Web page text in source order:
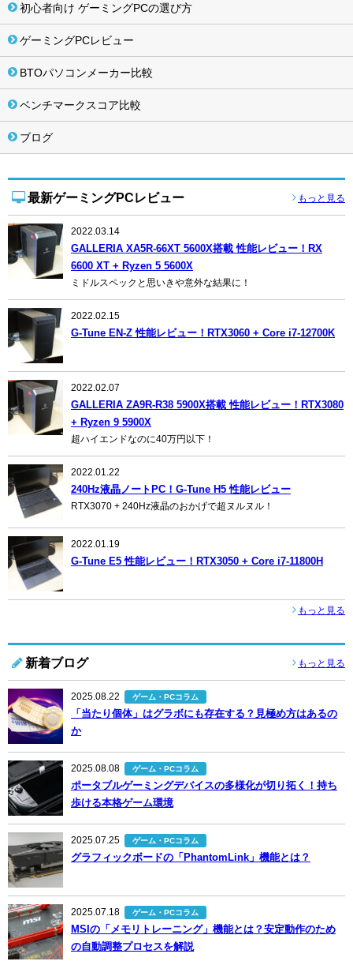
初心者向け ゲーミングPCの選び方
ゲーミングPCレビュー
BTOパソコンメーカー比較
ベンチマークスコア比較
ブログ
最新ゲーミングPCレビュー もっと見る
2022.03.14
GALLERIA XA5R-66XT 5600X搭載 性能レビュー！RX
6600 XT + Ryzen 5 5600X
ミドルスペックと思いきや意外な結果に！
2022.02.15
G-Tune EN-Z 性能レビュー！RTX3060 + Core i7-12700K
2022.02.07
GALLERIA ZA9R-R38 5900X搭載 性能レビュー！RTX3080
+ Ryzen 9 5900X
超ハイエンドなのに40万円以下！
2022.01.22
240Hz液晶ノートPC！G-Tune H5 性能レビュー
RTX3070 + 240Hz液晶のおかげで超ヌルヌル！
2022.01.19
G-Tune E5 性能レビュー！RTX3050 + Core i7-11800H
もっと見る
新着ブログ もっと見る
2025.08.22 ゲーム・PCコラム
「当たり個体」はグラボにも存在する？見極め方はあるの
か
2025.08.08 ゲーム・PCコラム
ポータブルゲーミングデバイスの多様化が切り拓く！持ち
歩ける本格ゲーム環境
2025.07.25 ゲーム・PCコラム
グラフィックボードの「PhantomLink」機能とは？
2025.07.18 ゲーム・PCコラム
MSIの「メモリトレーニング」機能とは？安定動作のため
の自動調整プロセスを解説